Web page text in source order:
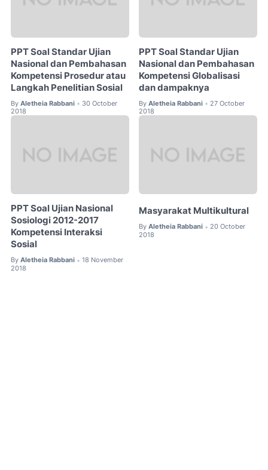
PPT Soal Standar Ujian
Nasional dan Pembahasan
Kompetensi Prosedur atau
Langkah Penelitian Sosial
By Aletheia Rabbani • 30 October
2018
PPT Soal Standar Ujian
Nasional dan Pembahasan
Kompetensi Globalisasi
dan dampaknya
By Aletheia Rabbani • 27 October
2018
PPT Soal Ujian Nasional
Sosiologi 2012-2017
Kompetensi Interaksi
Sosial
By Aletheia Rabbani • 18 November
2018
Masyarakat Multikultural
By Aletheia Rabbani • 20 October
2018